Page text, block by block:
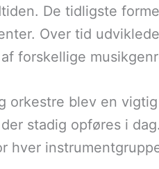
De tidligste
Over tid
forskellige
orkestre blev en
stadig opføres i
hver